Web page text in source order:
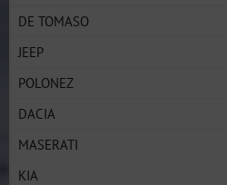
DE TOMASO
JEEP
POLONEZ
DACIA
MASERATI
KIA